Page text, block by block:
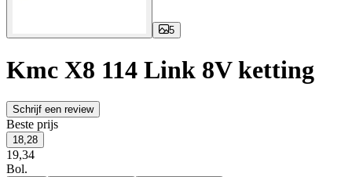
5
Kmc X8 114 Link 8V ketting
Schrijf een review
Beste prijs
18,28
19,34
Bol.